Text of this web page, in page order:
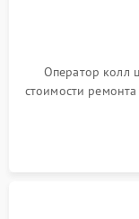
Оператор колл
стоимости